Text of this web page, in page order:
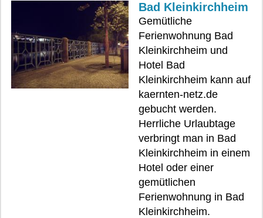
Bad Kleinkirchheim
Gemütliche
Ferienwohnung Bad
Kleinkirchheim und
Hotel Bad
Kleinkirchheim kann auf
kaernten-netz.de
gebucht werden.
Herrliche Urlaubtage
verbringt man in Bad
Kleinkirchheim in einem
Hotel oder einer
gemütlichen
Ferienwohnung in Bad
Kleinkirchheim.